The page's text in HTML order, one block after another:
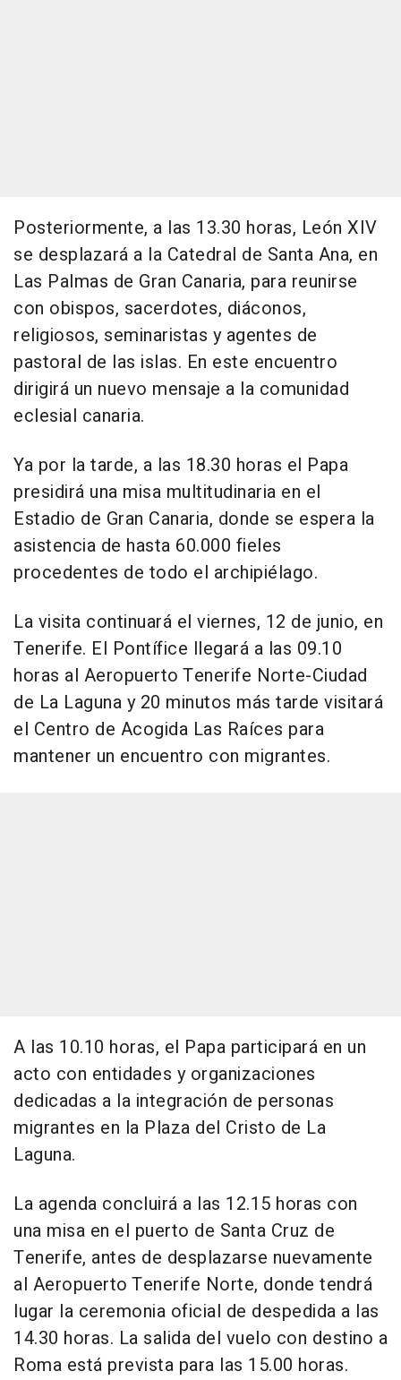
Posteriormente, a las 13.30 horas, León XIV
se desplazará a la Catedral de Santa Ana, en
Las Palmas de Gran Canaria, para reunirse
con obispos, sacerdotes, diáconos,
religiosos, seminaristas y agentes de
pastoral de las islas. En este encuentro
dirigirá un nuevo mensaje a la comunidad
eclesial canaria.
Ya por la tarde, a las 18.30 horas el Papa
presidirá una misa multitudinaria en el
Estadio de Gran Canaria, donde se espera la
asistencia de hasta 60.000 fieles
procedentes de todo el archipiélago.
La visita continuará el viernes, 12 de junio, en
Tenerife. El Pontífice llegará a las 09.10
horas al Aeropuerto Tenerife Norte-Ciudad
de La Laguna y 20 minutos más tarde visitará
el Centro de Acogida Las Raíces para
mantener un encuentro con migrantes.
A las 10.10 horas, el Papa participará en un
acto con entidades y organizaciones
dedicadas a la integración de personas
migrantes en la Plaza del Cristo de La
Laguna.
La agenda concluirá a las 12.15 horas con
una misa en el puerto de Santa Cruz de
Tenerife, antes de desplazarse nuevamente
al Aeropuerto Tenerife Norte, donde tendrá
lugar la ceremonia oficial de despedida a las
14.30 horas. La salida del vuelo con destino a
Roma está prevista para las 15.00 horas.